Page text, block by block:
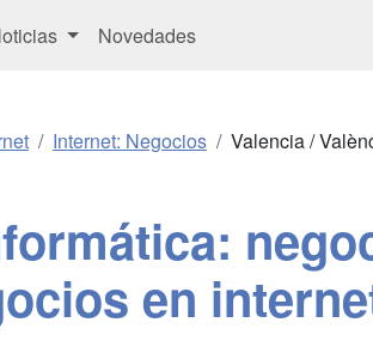
Novedades
Internet: Negocios Valencia /
en